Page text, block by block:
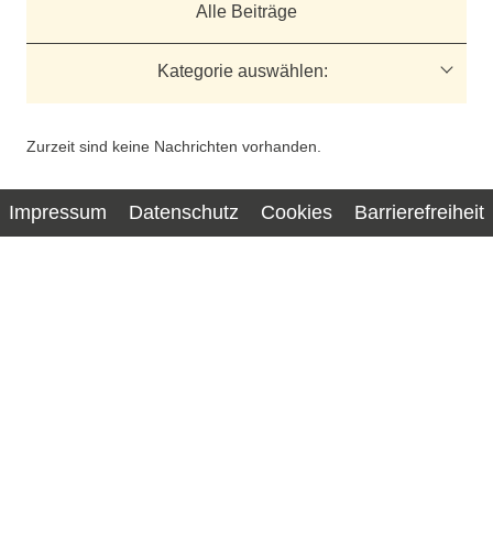
Alle Beiträge
Kategorie auswählen:
Zurzeit sind keine Nachrichten vorhanden.
Impressum Datenschutz Cookies Barrierefreiheit